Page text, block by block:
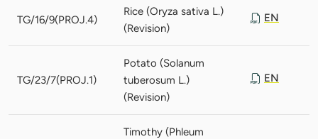
TG/16/9(PROJ.4)
Rice (Oryza sativa L.)
(Revision)
EN
TG/23/7(PROJ.1)
Potato (Solanum
tuberosum L.)
(Revision)
EN
Timothy (Phleum